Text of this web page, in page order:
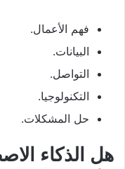
فهم الأعمال.
البيانات.
التواصل.
التكنولوجيا.
حل المشكلات.
هل الذكاء